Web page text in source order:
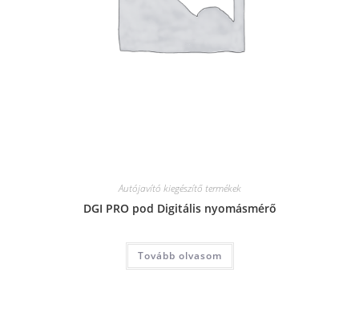
Autójavító kiegészítő termékek
DGI PRO pod Digitális nyomásmérő
Tovább olvasom